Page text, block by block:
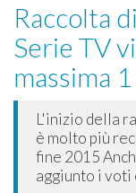
Raccolta
Serie TV
massima
L'inizio della
è molto più
fine 2015
aggiunto i voti